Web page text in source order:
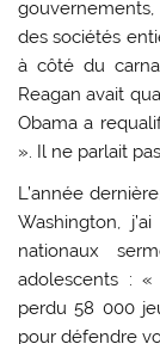
des sociétés
à côté du
Reagan avait
Obama a
». Il ne parlait
L’année
Washington,
nationaux
adolescents :
perdu 58 000
pour défendre